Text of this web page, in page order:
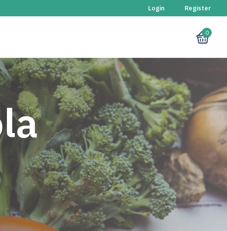
Login Register
0